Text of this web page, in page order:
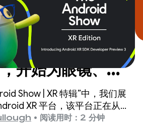
Show |
开始为眼镜、
新设备等构建
Show | XR 特辑”中，我们展
XR 平台，该平台正在从根
为整个 XR 生态系统带来统一的
• 阅读用时：2 分钟